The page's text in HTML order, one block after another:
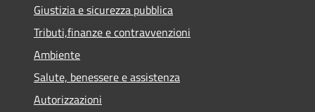
Giustizia e sicurezza pubblica
Tributi,finanze e contravvenzioni
Ambiente
Salute, benessere e assistenza
Autorizzazioni